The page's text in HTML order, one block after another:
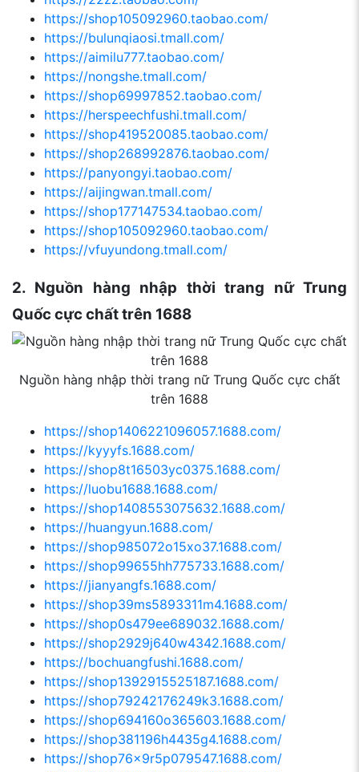
https://shop105092960.taobao.com/
https://bulunqiaosi.tmall.com/
https://aimilu777.taobao.com/
https://nongshe.tmall.com/
https://shop69997852.taobao.com/
https://herspeechfushi.tmall.com/
https://shop419520085.taobao.com/
https://shop268992876.taobao.com/
https://panyongyi.taobao.com/
https://aijingwan.tmall.com/
https://shop177147534.taobao.com/
https://shop105092960.taobao.com/
https://vfuyundong.tmall.com/
2. Nguồn hàng nhập thời trang nữ Trung
Quốc cực chất trên 1688
Nguồn hàng nhập thời trang nữ Trung Quốc cực chất
trên 1688
https://shop1406221096057.1688.com/
https://kyyyfs.1688.com/
https://shop8t16503yc0375.1688.com/
https://luobu1688.1688.com/
https://shop1408553075632.1688.com/
https://huangyun.1688.com/
https://shop985072o15xo37.1688.com/
https://shop99655hh775733.1688.com/
https://jianyangfs.1688.com/
https://shop39ms5893311m4.1688.com/
https://shop0s479ee689032.1688.com/
https://shop2929j640w4342.1688.com/
https://bochuangfushi.1688.com/
https://shop1392915525187.1688.com/
https://shop79242176249k3.1688.com/
https://shop694160o365603.1688.com/
https://shop381196h4435g4.1688.com/
https://shop76x9r5p079547.1688.com/